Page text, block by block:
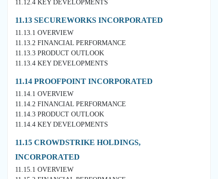
11.12.4 KEY DEVELOPMENTS
11.13 SECUREWORKS INCORPORATED
11.13.1 OVERVIEW
11.13.2 FINANCIAL PERFORMANCE
11.13.3 PRODUCT OUTLOOK
11.13.4 KEY DEVELOPMENTS
11.14 PROOFPOINT INCORPORATED
11.14.1 OVERVIEW
11.14.2 FINANCIAL PERFORMANCE
11.14.3 PRODUCT OUTLOOK
11.14.4 KEY DEVELOPMENTS
11.15 CROWDSTRIKE HOLDINGS,
INCORPORATED
11.15.1 OVERVIEW